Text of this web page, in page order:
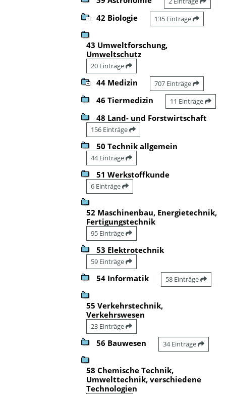
42 Biologie 135 Einträge
43 Umweltforschung,
Umweltschutz
20 Einträge
44 Medizin 707 Einträge
46 Tiermedizin 11 Einträge
48 Land- und Forstwirtschaft
156 Einträge
50 Technik allgemein
44 Einträge
51 Werkstoffkunde
6 Einträge
52 Maschinenbau, Energietechnik,
Fertigungstechnik
95 Einträge
53 Elektrotechnik
59 Einträge
54 Informatik 58 Einträge
55 Verkehrstechnik,
Verkehrswesen
23 Einträge
56 Bauwesen 34 Einträge
58 Chemische Technik,
Umwelttechnik, verschiedene
Technologien